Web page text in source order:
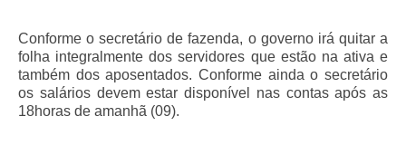
Área do Filiado
Regimento interno do Sindsppen
Conforme o secretário de fazenda, o governo irá quitar a
folha integralmente dos servidores que estão na ativa e
também dos aposentados. Conforme ainda o secretário
os salários devem estar disponível nas contas após as
18horas de amanhã (09).